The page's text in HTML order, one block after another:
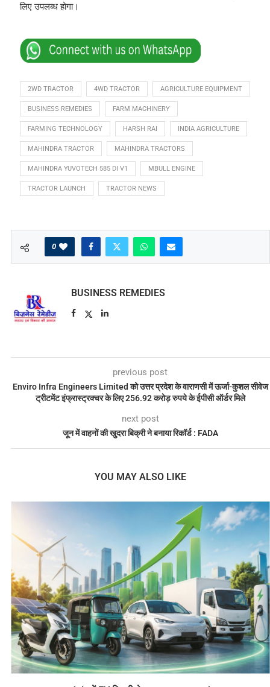
लिए उपलब्ध होगा।
2WD TRACTOR 4WD TRACTOR AGRICULTURE EQUIPMENT
BUSINESS REMEDIES FARM MACHINERY
FARMING TECHNOLOGY HARSH RAI INDIA AGRICULTURE
MAHINDRA TRACTOR MAHINDRA TRACTORS
MAHINDRA YUVOTECH 585 DI V1 MBULL ENGINE
TRACTOR LAUNCH TRACTOR NEWS
0
BUSINESS REMEDIES
previous post
Enviro Infra Engineers Limited को उत्तर प्रदेश के वाराणसी में ऊर्जा-कुशल सीवेज
ट्रीटमेंट इंफ्रास्ट्रक्चर के लिए 256.92 करोड़ रुपये के ईपीसी ऑर्डर मिले
next post
जून में वाहनों की खुदरा बिक्री ने बनाया रिकॉर्ड : FADA
YOU MAY ALSO LIKE